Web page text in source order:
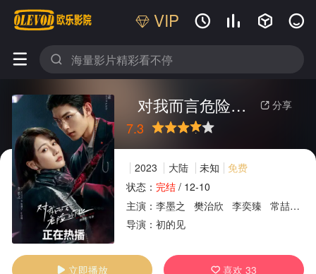
VIP    
 
 分享
对我而言危险的他
7.3
很差较差还行推荐力荐
2023 大陆 未知
免费
状态： 完结/ 12-10
主演： 李墨之 樊治欣 李奕臻 常喆宽
导演： 初的见
 立即播放  喜欢33